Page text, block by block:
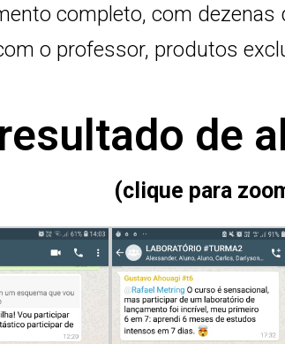
completo, com
o professor, produtos
de
(clique para